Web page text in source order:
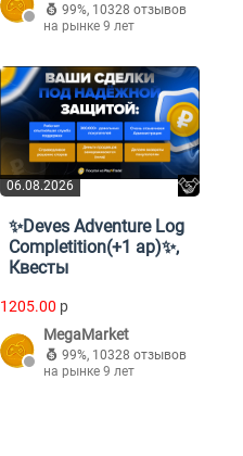
99%, 10328 отзывов
на рынке 9 лет
06.08.2026
✨Deves Adventure Log
Completition(+1 ap)✨,
Квесты
1205.00 p
MegaMarket
99%, 10328 отзывов
на рынке 9 лет